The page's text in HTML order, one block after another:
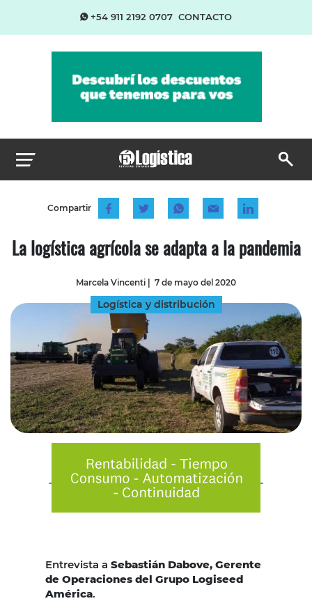
+54 911 2192 0707 CONTACTO
Compartir
La logística agrícola se adapta a la pandemia
Marcela Vincenti | 7 de mayo del 2020
Logística y distribución
Entrevista a Sebastián Dabove, Gerente
de Operaciones del Grupo Logiseed
América.